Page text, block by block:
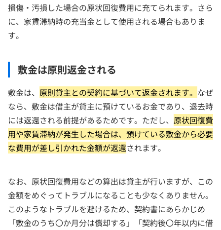
損傷・汚損した場合の原状回復費用に充てられます。さら
に、家賃滞納時の充当金として使用される場合もありま
す。
敷金は原則返金される
敷金は、 原則貸主との契約に基づいて返金されます。 なぜ
なら、敷金は借主が貸主に預けているお金であり、退去時
には返還される前提があるためです。ただし、 原状回復費
用や家賃滞納が発生した場合は、預けている敷金から必要
な費用が差し引かれた金額が返還されます。
なお、原状回復費用などの算出は貸主が行いますが、この
金額をめぐってトラブルになることも少なくありません。
このようなトラブルを避けるため、契約書にあらかじめ
「敷金のうち〇か月分は償却する」「契約後〇年以内に借